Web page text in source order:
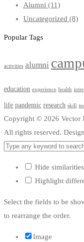
Alumni (11)
Uncategorized (8)
Popular Tags
activities alumni
education experience health
life pandemic research skill
Copyright © 2026 Vector
All rights reserved.
Hide similarities
Highlight
Select the fields to be
to rearrange the order.
Image